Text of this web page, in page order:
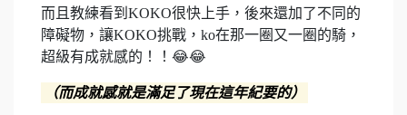
而且教練看到KOKO很快上手，後來還加了不同的
障礙物，讓KOKO挑戰，ko在那一圈又一圈的騎，
超級有成就感的！！😂😂
（而成就感就是滿足了現在這年紀要的）